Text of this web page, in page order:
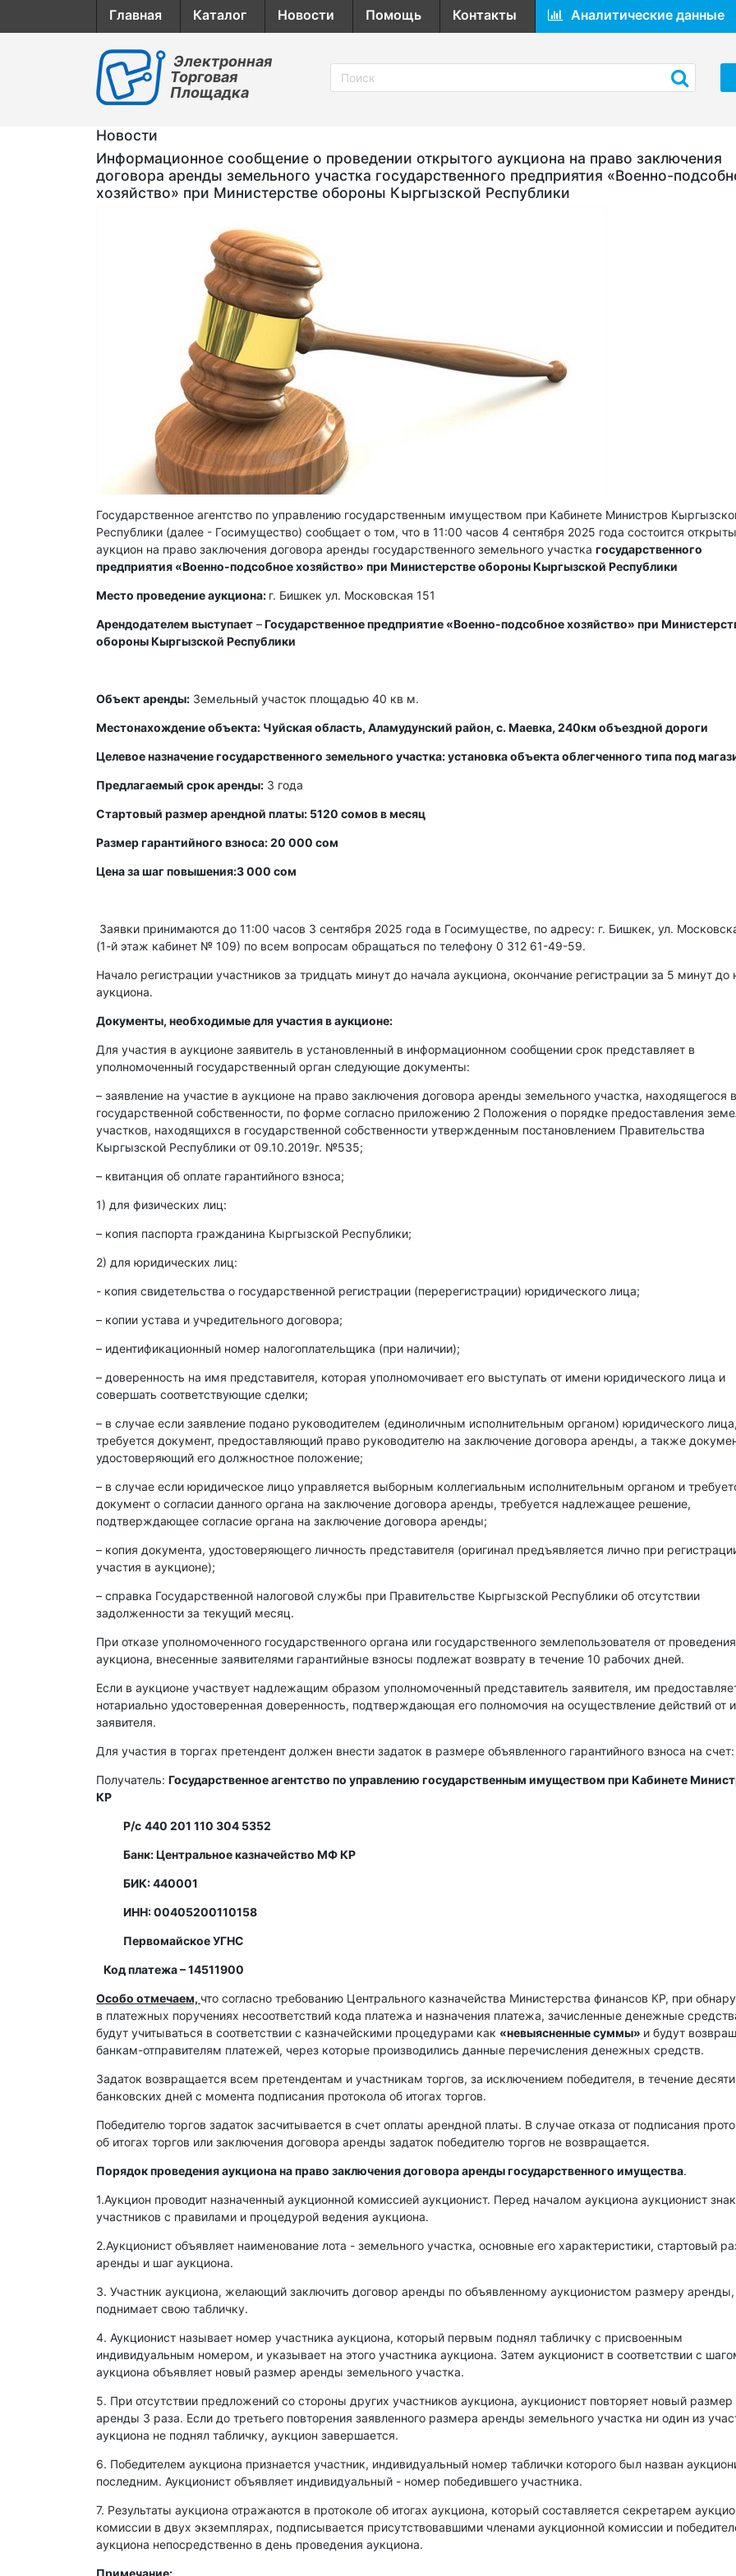
Главная Каталог Новости Помощь Контакты Аналитические данные
Электронная
Торговая
Площадка
Новости
Информационное сообщение о проведении открытого аукциона на право заключения
договора аренды земельного участка государственного предприятия «Военно-
хозяйство» при Министерстве обороны Кыргызской Республики
Государственное агентство по управлению государственным имуществом при Кабинете Министров
Республики (далее - Госимущество) сообщает о том, что в 11:00 часов 4 сентября 2025 года состоится
аукцион на право заключения договора аренды государственного земельного участка государственного
предприятия «Военно-подсобное хозяйство» при Министерстве обороны Кыргызской Республики
Место проведение аукциона: г. Бишкек ул. Московская 151
Арендодателем выступает –Государственное предприятие «Военно-подсобное хозяйство» при
обороны Кыргызской Республики
Объект аренды: Земельный участок площадью 40 кв м.
Местонахождение объекта: Чуйская область, Аламудунский район, с. Маевка, 240км объездной дороги
Целевое назначение государственного земельного участка: установка объекта облегченного типа под
Предлагаемый срок аренды: 3 года
Стартовый размер арендной платы: 5120 сомов в месяц
Размер гарантийного взноса: 20 000 сом
Цена за шаг повышения:3 000 сом
Заявки принимаются до 11:00 часов 3 сентября 2025 года в Госимуществе, по адресу: г. Бишкек, ул.
(1-й этаж кабинет № 109) по всем вопросам обращаться по телефону 0 312 61-49-59.
Начало регистрации участников за тридцать минут до начала аукциона, окончание регистрации за 5 минут до
аукциона.
Документы, необходимые для участия в аукционе:
Для участия в аукционе заявитель в установленный в информационном сообщении срок представляет в
уполномоченный государственный орган следующие документы:
– заявление на участие в аукционе на право заключения договора аренды земельного участка, находящегося в
государственной собственности, по форме согласно приложению 2 Положения о порядке предоставления
участков, находящихся в государственной собственности утвержденным постановлением Правительства
Кыргызской Республики от 09.10.2019г. №535;
– квитанция об оплате гарантийного взноса;
1) для физических лиц:
– копия паспорта гражданина Кыргызской Республики;
2) для юридических лиц:
- копия свидетельства о государственной регистрации (перерегистрации) юридического лица;
– копии устава и учредительного договора;
– идентификационный номер налогоплательщика (при наличии);
– доверенность на имя представителя, которая уполномочивает его выступать от имени юридического лица и
совершать соответствующие сделки;
– в случае если заявление подано руководителем (единоличным исполнительным органом) юридического лица,
требуется документ, предоставляющий право руководителю на заключение договора аренды, а также
удостоверяющий его должностное положение;
– в случае если юридическое лицо управляется выборным коллегиальным исполнительным органом и
документ о согласии данного органа на заключение договора аренды, требуется надлежащее решение,
подтверждающее согласие органа на заключение договора аренды;
– копия документа, удостоверяющего личность представителя (оригинал предъявляется лично при
участия в аукционе);
– справка Государственной налоговой службы при Правительстве Кыргызской Республики об отсутствии
задолженности за текущий месяц.
При отказе уполномоченного государственного органа или государственного землепользователя от проведения
аукциона, внесенные заявителями гарантийные взносы подлежат возврату в течение 10 рабочих дней.
Если в аукционе участвует надлежащим образом уполномоченный представитель заявителя, им
нотариально удостоверенная доверенность, подтверждающая его полномочия на осуществление действий от
заявителя.
Для участия в торгах претендент должен внести задаток в размере объявленного гарантийного взноса на счет:
Получатель: Государственное агентство по управлению государственным имуществом при Кабинете
КР
Р/с 440 201 110 304 5352
Банк: Центральное казначейство МФ КР
БИК: 440001
ИНН: 00405200110158
Первомайское УГНС
Код платежа – 14511900
Особо отмечаем, что согласно требованию Центрального казначейства Министерства финансов КР, при
в платежных поручениях несоответствий кода платежа и назначения платежа, зачисленные денежные
будут учитываться в соответствии с казначейскими процедурами как «невыясненные суммы» и будут
банкам-отправителям платежей, через которые производились данные перечисления денежных средств.
Задаток возвращается всем претендентам и участникам торгов, за исключением победителя, в течение десяти
банковских дней с момента подписания протокола об итогах торгов.
Победителю торгов задаток засчитывается в счет оплаты арендной платы. В случае отказа от подписания
об итогах торгов или заключения договора аренды задаток победителю торгов не возвращается.
Порядок проведения аукциона на право заключения договора аренды государственного имущества.
1.Аукцион проводит назначенный аукционной комиссией аукционист. Перед началом аукциона аукционист
участников с правилами и процедурой ведения аукциона.
2.Аукционист объявляет наименование лота - земельного участка, основные его характеристики, стартовый
аренды и шаг аукциона.
3. Участник аукциона, желающий заключить договор аренды по объявленному аукционистом размеру аренды,
поднимает свою табличку.
4. Аукционист называет номер участника аукциона, который первым поднял табличку с присвоенным
индивидуальным номером, и указывает на этого участника аукциона. Затем аукционист в соответствии с
аукциона объявляет новый размер аренды земельного участка.
5. При отсутствии предложений со стороны других участников аукциона, аукционист повторяет новый размер
аренды 3 раза. Если до третьего повторения заявленного размера аренды земельного участка ни один из
аукциона не поднял табличку, аукцион завершается.
6. Победителем аукциона признается участник, индивидуальный номер таблички которого был назван
последним. Аукционист объявляет индивидуальный - номер победившего участника.
7. Результаты аукциона отражаются в протоколе об итогах аукциона, который составляется секретарем
комиссии в двух экземплярах, подписывается присутствовавшими членами аукционной комиссии и
аукциона непосредственно в день проведения аукциона.
Примечание: